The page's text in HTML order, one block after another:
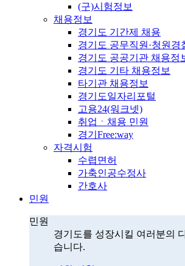
(구)시험정보
채용정보
경기도 기간제 채용
경기도 공무직원·청원경
경기도 공공기관 채용정
경기도 기타 채용정보
타기관 채용정보
경기도일자리포털
고용24(워크넷)
취업ㆍ채용 민원
경기Free:way
자격시험
수렵면허
가축인공수정사
간호사
민원
민원
경기도를 성장시킬 여러분의
습니다.